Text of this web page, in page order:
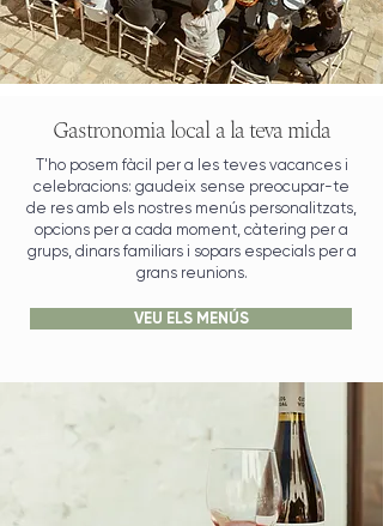
Gastronomia local a la teva mida
T'ho posem fàcil per a les teves vacances i
celebracions: gaudeix sense preocupar-te
de res amb els nostres menús personalitzats,
opcions per a cada moment, càtering per a
grups, dinars familiars i sopars especials per a
grans reunions.
VEU ELS MENÚS